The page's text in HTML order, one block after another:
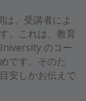
、受講者によ
。これは、教育
のコー
です。そのた
安しかお伝えで